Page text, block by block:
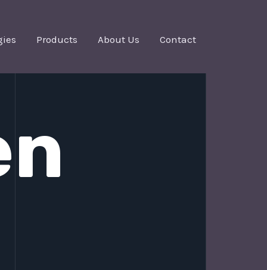
Products About Us Contact